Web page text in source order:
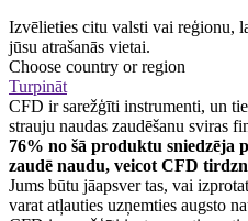
Izvēlieties citu valsti vai reģionu,
jūsu atrašanās vietai.
Choose country or region
Turpināt
CFD ir sarežģīti instrumenti, un
strauju naudas zaudēšanu sviras
76% no šā produktu sniedzēja
zaudē naudu, veicot CFD
Jums būtu jāapsver tas, vai
varat atļauties uzņemties augsto